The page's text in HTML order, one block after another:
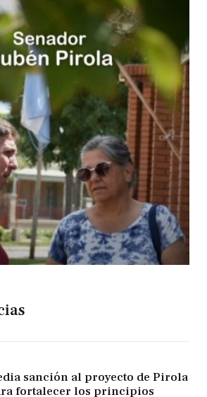
sanción al proyecto de Pirola
fortalecer los principios